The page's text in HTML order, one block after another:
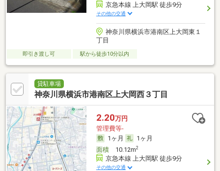
京急本線 上大岡駅 徒歩9分
その他の交通
神奈川県横浜市港南区上大岡東１
丁目
即引き渡し可 駅から徒歩10分以内
貸駐車場
神奈川県横浜市港南区上大岡西３丁目
2.20万円
管理費等-
1ヶ月
1ヶ月
面積10.12m2
京急本線 上大岡駅 徒歩9分
その他の交通